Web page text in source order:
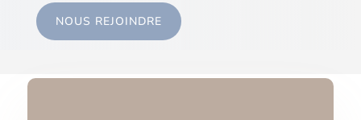
NOUS REJOINDRE